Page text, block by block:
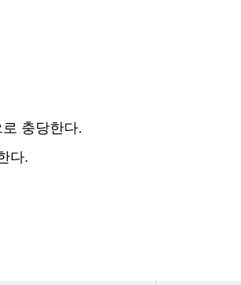
충당한다.
다.